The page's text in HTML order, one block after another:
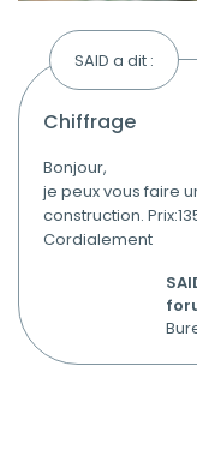
SAID a dit :
chiffrage
Bonjour,
je peux vous faire
construction.
Cordialement